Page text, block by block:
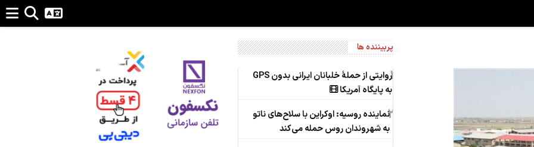
پربیننده ها
1
روایتی از حملۀ خلبانان ایرانی بدون GPS
به پایگاه آمریکا
2نماینده روسیه: اوکراین با سلاح‌های ناتو
به شهروندان روس حمله می‌کند